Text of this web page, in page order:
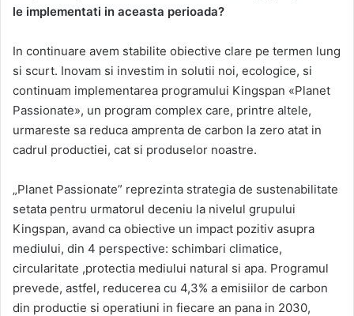
le implementati in aceasta perioada?
In continuare avem stabilite obiective clare pe termen lung
si scurt. Inovam si investim in solutii noi, ecologice, si
continuam implementarea programului Kingspan «Planet
Passionate», un program complex care, printre altele,
urmareste sa reduca amprenta de carbon la zero atat in
cadrul productiei, cat si produselor noastre.
„Planet Passionate” reprezinta strategia de sustenabilitate
setata pentru urmatorul deceniu la nivelul grupului
Kingspan, avand ca obiective un impact pozitiv asupra
mediului, din 4 perspective: schimbari climatice,
circularitate ,protectia mediului natural si apa. Programul
prevede, astfel, reducerea cu 4,3% a emisiilor de carbon
din productie si operatiuni in fiecare an pana in 2030,